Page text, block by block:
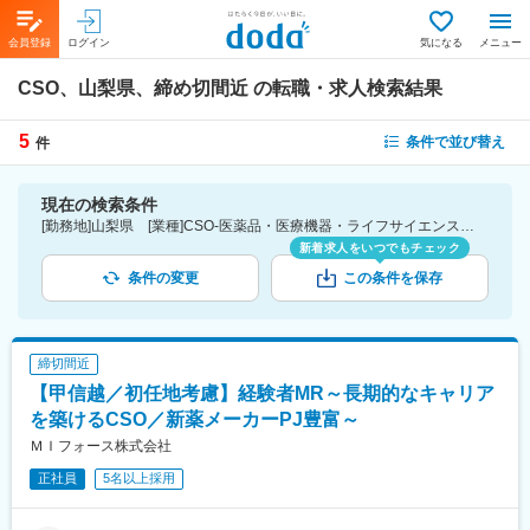
会員登録 ログイン 気になる メニュー
CSO、山梨県、締め切間近 の転職・求人検索結果
5 件 条件で並び替え
現在の検索条件
[勤務地]山梨県 [業種]CSO-医薬品・医療機器・ライフサイエンス・医療系サービス [こだわり条件ピックアップ]締切間近
条件の変更
新着求人をいつでもチェック
この条件を保存
締切間近
【甲信越／初任地考慮】経験者MR～長期的なキャリア
を築けるCSO／新薬メーカーPJ豊富～
ＭＩフォース株式会社
正社員 5名以上採用